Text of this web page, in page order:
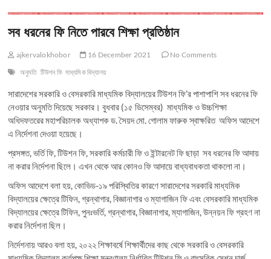
সব ধরনের ফি নিতে পারবে শিক্ষা প্রতিষ্ঠান
ajkervalokhobor 16 December 2021
No Comments
অনুমতি টিউশন ফি মাধ্যমিক বিদ্যালয়
সারাদেশের সরকারি ও বেসরকারি মাধ্যমিক বিদ্যালয়ের টিউশন ফি’র পাশাপাশি সব ধরনের ফি
নেওয়ার অনুমতি দিয়েছে সরকার। বুধবার (১৫ ডিসেম্বর) মাধ্যমিক ও উচ্চশিক্ষা
অধিদফতরের মহাপরিচালক অধ্যাপক ড. সৈয়দ মো. গোলাম ফারুক স্বাক্ষরিত অফিস আদেশে
এ নির্দেশনা দেওয়া হয়েছে।
প্রসঙ্গত, ভর্তি ফি, টিউশন ফি, সরকারি কর্মচারী ফি ও ইন্টারনেট ফি ছাড়া সব ধরনের ফি আদায়
না করার নির্দেশনা ছিলে। এখন থেকে আর কোনও ফি আদায়ে বাধ্যবাধকতা থাকলো না।
অফিস আদেশে বলা হয়, কোভিড-১৯ পরিস্থিতির কারণে সারাদেশের সরকারি মাধ্যমিক
বিদ্যালয়ের ক্ষেত্রে টিফিন, গ্রন্থাগার, বিজ্ঞানাগার ও ম্যাগাজিন ফি এবং বেসরকারি মাধ্যমিক
বিদ্যালয়ের ক্ষেত্রে টিফিন, পুনঃভর্তি, গ্রন্থাগার, বিজ্ঞানাগার, ম্যাগাজিন, উন্নয়ন ফি গ্রহণ না
করার নির্দেশনা ছিল।
নির্দেশনায় আরও বলা হয়, ২০২২ শিক্ষাবর্ষে শিক্ষার্থীদের কাছ থেকে সরকারি ও বেসরকারি